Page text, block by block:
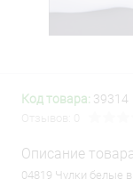
Код товара: 39314
Описание
04819 Чулки белые